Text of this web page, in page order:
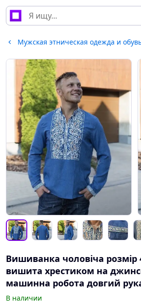
Мужская этническая одежда и
Вишиванка чоловіча розмір
вишита хрестиком на
машинна робота довгий
В наличии